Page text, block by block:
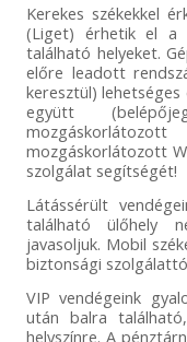
Kerekes székekkel
(Liget) érhetik el a
található helyeket.
előre leadott
keresztül)
együtt
mozgáskorlátozott
szolgálat segítségét!
Látássérült
található ülőhely
javasoljuk. Mobil
biztonsági
VIP vendégeink
után balra
helyszínre. A